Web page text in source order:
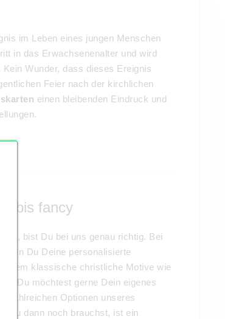
im Leben eines jungen Menschen
in das Erwachsenenalter und wird
Wunder, dass dieses Ereignis
Feier nach der kirchlichen
einen bleibenden Eindruck und
bis fancy
bist Du bei uns genau richtig. Bei
Du Deine personalisierte
allem klassische christliche Motive wie
Du möchtest gerne Dein eigenes
zahlreichen Optionen unseres
Du dann noch brauchst, ist ein